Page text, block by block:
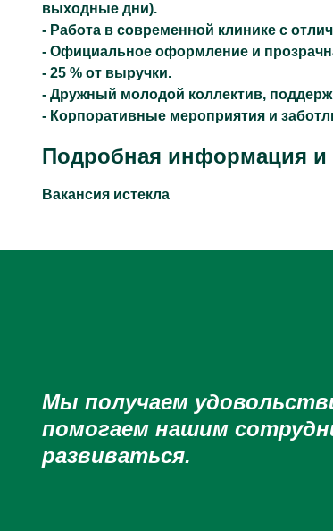
выходные дни).
- Работа в современной клинике с
- Официальное оформление и
- 25 % от выручки.
- Дружный молодой коллектив,
- Корпоративные мероприятия и
Подробная информация и
Вакансия истекла
Мы получаем
помогаем нашим
развиваться.